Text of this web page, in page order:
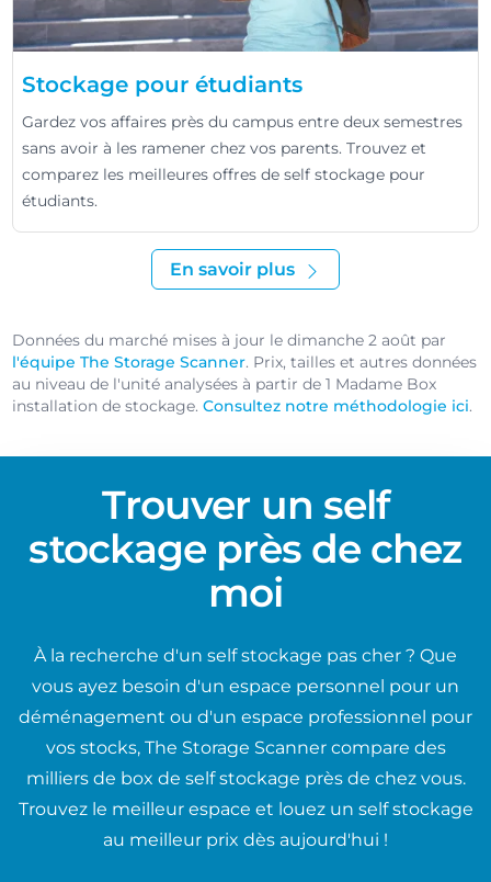
Stockage pour étudiants
Gardez vos affaires près du campus entre deux semestres
sans avoir à les ramener chez vos parents. Trouvez et
comparez les meilleures offres de self stockage pour
étudiants.
En savoir plus
Données du marché mises à jour le dimanche 2 août par
l'équipe The Storage Scanner. Prix, tailles et autres données
au niveau de l'unité analysées à partir de 1 Madame Box
installation de stockage.Consultez notre méthodologie ici.
Trouver un self
stockage près de chez
moi
À la recherche d'un self stockage pas cher ? Que
vous ayez besoin d'un espace personnel pour un
déménagement ou d'un espace professionnel pour
vos stocks, The Storage Scanner compare des
milliers de box de self stockage près de chez vous.
Trouvez le meilleur espace et louez un self stockage
au meilleur prix dès aujourd'hui !